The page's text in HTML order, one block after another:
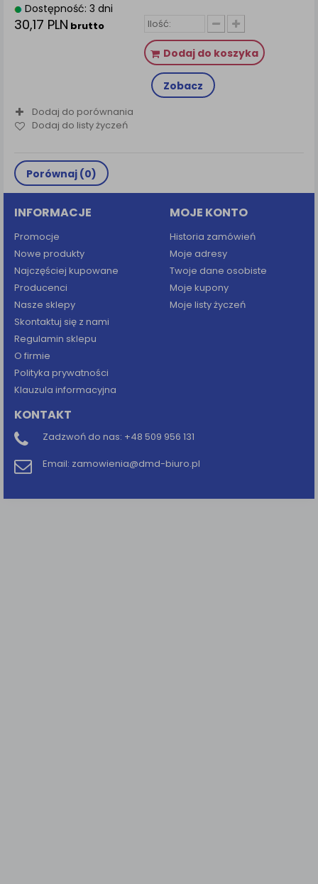
Dostępność: 3 dni
30,17 PLN brutto
Dodaj do koszyka
Zobacz
Dodaj do porównania
Dodaj do listy życzeń
Porównaj (0)
INFORMACJE
Promocje
Nowe produkty
Najczęściej kupowane
Producenci
Nasze sklepy
Skontaktuj się z nami
Regulamin sklepu
O firmie
Polityka prywatności
Klauzula informacyjna
MOJE KONTO
Historia zamówień
Moje adresy
Twoje dane osobiste
Moje kupony
Moje listy życzeń
KONTAKT
Zadzwoń do nas: +48 509 956 131
Email: zamowienia@dmd-biuro.pl
Każda Państwa zgoda jest dobrowolna i można ją w
dowolnym momencie wycofać.
Polityka prywatności (rozwiń)
Klauzula Informacyjna (rozwiń)
Lista Zaufanych Partnerów (rozwiń)